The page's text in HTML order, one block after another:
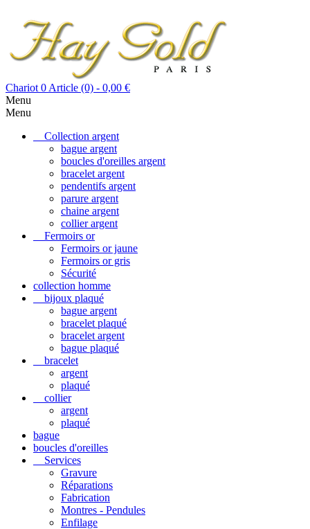
Chariot 0 Article (0) - 0,00 €
Menu
Menu
Collection argent
bague argent
boucles d'oreilles argent
bracelet argent
pendentifs argent
parure argent
chaine argent
collier argent
Fermoirs or
Fermoirs or jaune
Fermoirs or gris
Sécurité
collection homme
bijoux plaqué
bague argent
bracelet plaqué
bracelet argent
bague plaqué
bracelet
argent
plaqué
collier
argent
plaqué
bague
boucles d'oreilles
Services
Gravure
Réparations
Fabrication
Montres - Pendules
Enfilage